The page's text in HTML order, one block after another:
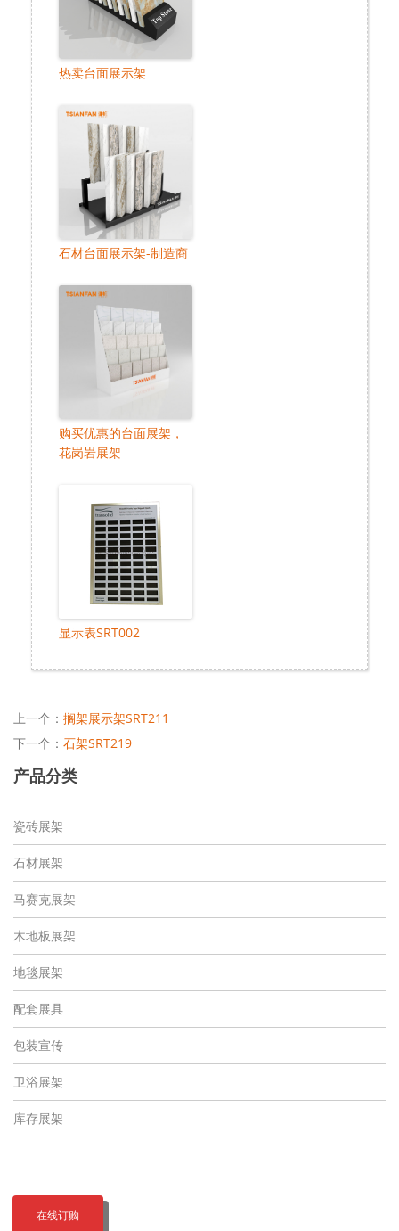
热卖台面展示架
石材台面展示架-制造商
购买优惠的台面展架，
花岗岩展架
显示表SRT002
上一个： 搁架展示架SRT211
下一个： 石架SRT219
产品分类
瓷砖展架
石材展架
马赛克展架
木地板展架
地毯展架
配套展具
包装宣传
卫浴展架
库存展架
在线订购